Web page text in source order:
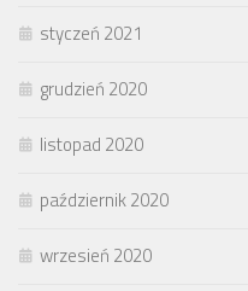
styczeń 2021
grudzień 2020
listopad 2020
październik 2020
wrzesień 2020